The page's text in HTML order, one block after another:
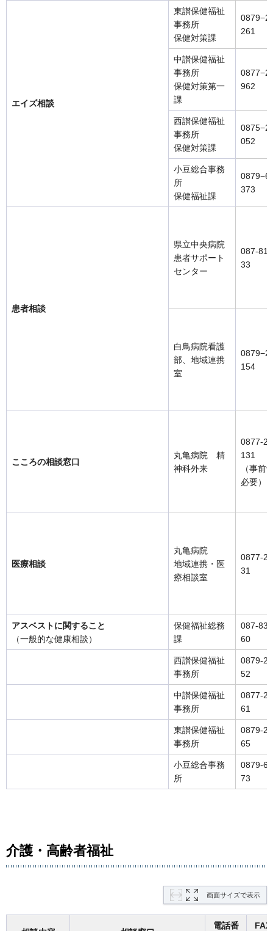
エイズ相談
東讃保健福祉
事務所
保健対策課
261
中讃保健福祉
事務所
保健対策第一
課
962
西讃保健福祉
事務所
保健対策課
052
小豆総合事務
所
保健福祉課
373
患者相談
県立中央病院
患者サポート
センター
087-
33
白鳥病院看護
部、地域連携
室
154
こころの相談窓口
丸亀病院 精
神科外来
0877-
131
（事前
必要）
医療相談
丸亀病院
地域連携・医
療相談室
0877-
31
アスベストに関すること
（一般的な健康相談）
保健福祉総務
課
087-
60
西讃保健福祉
事務所
0879-
52
中讃保健福祉
事務所
0877-
61
東讃保健福祉
事務所
0879-
65
小豆総合事務
所
0879-
73
介護・高齢者福祉
画面サイズで表示
電話番 FAX